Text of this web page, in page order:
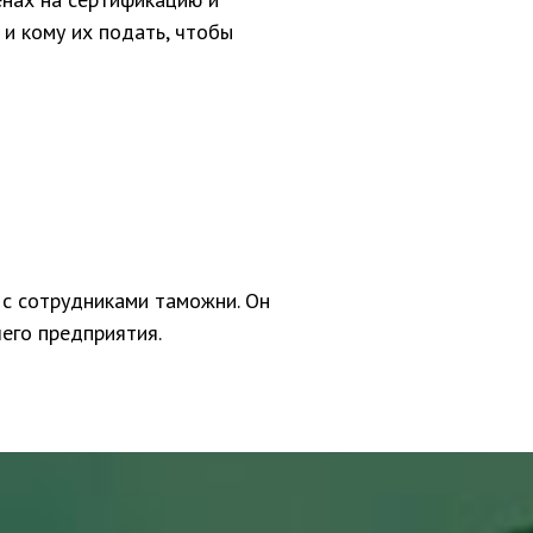
кому их подать, чтобы
сотрудниками таможни. Он
предприятия.